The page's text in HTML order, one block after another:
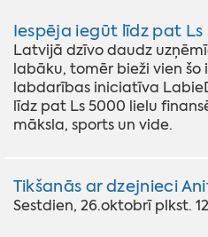
Iespēja iegūt līdz pat
Latvijā dzīvo daudz
labāku, tomēr bieži vien
labdarības iniciatīva
līdz pat Ls 5000 lielu
māksla, sports un vide.
Tikšanās ar dzejnieci
Sestdien, 26.oktobrī plkst.